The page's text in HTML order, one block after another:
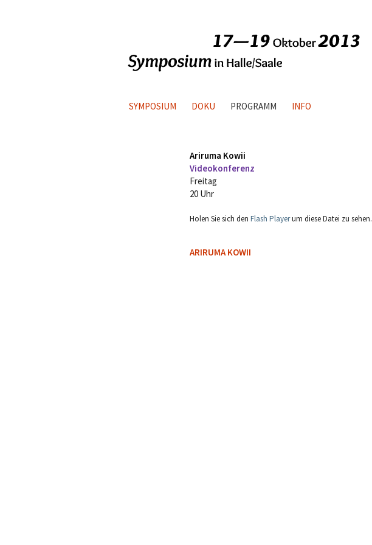
SYMPOSIUM DOKU PROGRAMM INFO
Ariruma Kowii
Videokonferenz
Freitag
20 Uhr
Holen Sie sich den Flash Playerum diese Datei zu sehen.
ARIRUMA KOWII